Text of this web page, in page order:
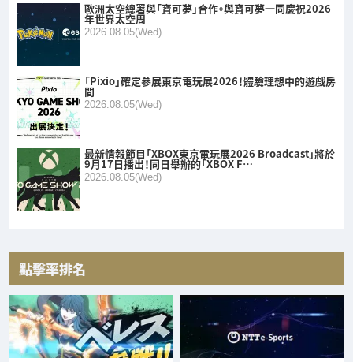
歐洲太空總署與「寶可夢」合作。與寶可夢一同慶祝2026
年世界太空周
2026.08.05(Wed)
「Pixio」確定參展東京電玩展2026！體驗理想中的遊戲房
間
2026.08.05(Wed)
最新情報節目「XBOX東京電玩展2026 Broadcast」將於
9月17日播出！同日舉辦的「XBOX F…
2026.08.05(Wed)
點擊率排名